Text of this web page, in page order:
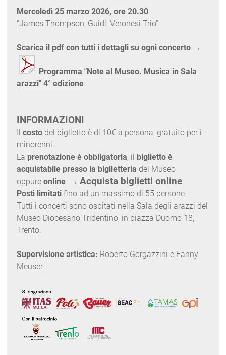
Mercoledì 25 marzo 2026, ore 20.30
“James Thompson, Guidi, Veronesi Trio”
Scarica il pdf con tutti i dettagli su ogni concerto →
Programma "Note al Museo. Musica in Sala
arazzi" 4° edizione
INFORMAZIONI
Il costo del biglietto è di 10€ a persona, gratuito per i
minorenni.
La prenotazione è obbligatoria, il biglietto è
acquistabile presso la biglietteria del Museo
oppure online →Acquista biglietti online
Posti limitati fino ad un massimo di 55 persone.
Tutti i concerti sono ospitati nella Sala degli arazzi del
Museo Diocesano Tridentino, in piazza Duomo 18,
Trento.
Supervisione artistica: Roberto Gorgazzini e Fanny
Meuser